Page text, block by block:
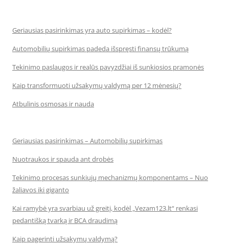
Geriausias pasirinkimas yra auto supirkimas – kodėl?
Automobilių supirkimas padeda išspręsti finansų trūkumą
Tekinimo paslaugos ir realūs pavyzdžiai iš sunkiosios pramonės
Kaip transformuoti užsakymų valdymą per 12 mėnesių?
Atbulinis osmosas ir nauda
Geriausias pasirinkimas – Automobilių supirkimas
Nuotraukos ir spauda ant drobės
Tekinimo procesas sunkiųjų mechanizmų komponentams – Nuo
žaliavos iki giganto
Kai ramybė yra svarbiau už greitį, kodėl „Vezam123.lt“ renkasi
pedantišką tvarką ir BCA draudimą
Kaip pagerinti užsakymų valdymą?